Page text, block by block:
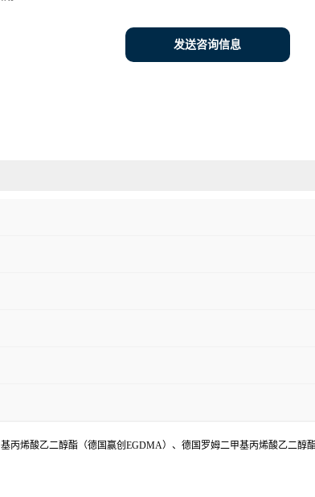
发送咨询信息
烯酸乙二醇酯（德国赢创EGDMA）、德国罗姆二甲基丙烯酸乙二醇